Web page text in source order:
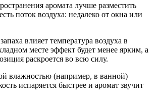
аромата лучше разместить
поток воздуха: недалеко от окна или
влияет температура воздуха в
месте эффект будет менее ярким, а
раскроется во всю силу.
влажностью (например, в ванной)
испаряется быстрее и аромат звучит